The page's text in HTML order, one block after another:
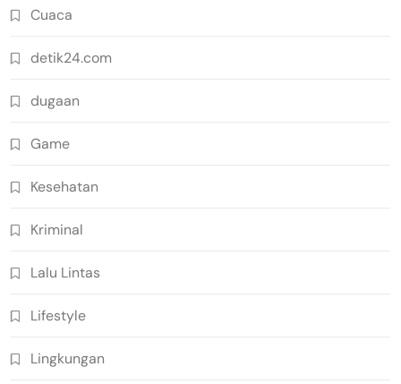
Cuaca
detik24.com
dugaan
Game
Kesehatan
Kriminal
Lalu Lintas
Lifestyle
Lingkungan